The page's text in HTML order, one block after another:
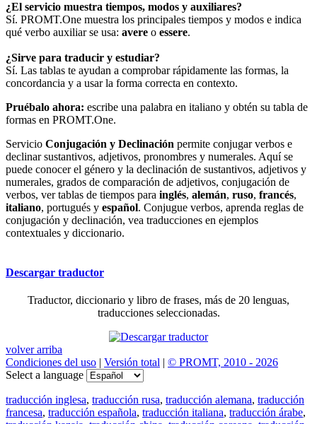
¿El servicio muestra tiempos, modos y auxiliares?
Sí. PROMT.One muestra los principales tiempos y modos e indica
qué verbo auxiliar se usa: avere o essere.
¿Sirve para traducir y estudiar?
Sí. Las tablas te ayudan a comprobar rápidamente las formas, la
concordancia y a usar la forma correcta en contexto.
Pruébalo ahora: escribe una palabra en italiano y obtén su tabla de
formas en PROMT.One.
Servicio Conjugación y Declinación permite conjugar verbos e
declinar sustantivos, adjetivos, pronombres y numerales. Aquí se
puede conocer el género y la declinación de sustantivos, adjetivos y
numerales, grados de comparación de adjetivos, conjugación de
verbos, ver tablas de tiempos para inglés, alemán, ruso, francés,
italiano, portugués y español. Conjugue verbos, aprenda reglas de
conjugación y declinación, vea traducciones en ejemplos
contextuales y diccionario.
Descargar traductor
Traductor, diccionario y libro de frases, más de 20 lenguas,
traducciones seleccionadas.
volver arriba
Condiciones del uso | Versión total | © PROMT, 2010 - 2026
Select a language
traducción inglesa, traducción rusa, traducción alemana, traducción
francesa, traducción española, traducción italiana, traducción árabe,